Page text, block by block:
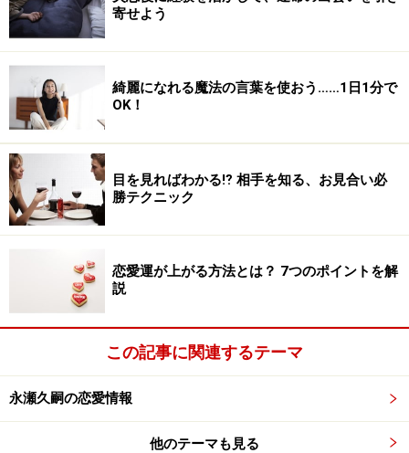
寄せよう
綺麗になれる魔法の言葉を使おう……1日1分で
OK！
目を見ればわかる⁉ 相手を知る、お見合い必
勝テクニック
恋愛運が上がる方法とは？ 7つのポイントを解
説
この記事に関連するテーマ
永瀬久嗣の恋愛情報
他のテーマも見る